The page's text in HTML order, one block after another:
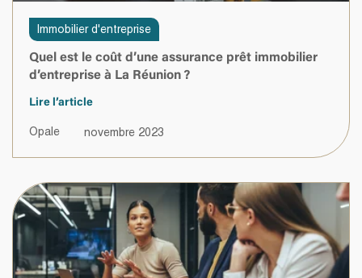
Immobilier d'entreprise
Quel est le coût d’une assurance prêt immobilier
d’entreprise à La Réunion ?
Lire l’article
Opale novembre 2023